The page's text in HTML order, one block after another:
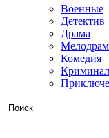
Военные
Детектив
Драма
Комедия
Криминал